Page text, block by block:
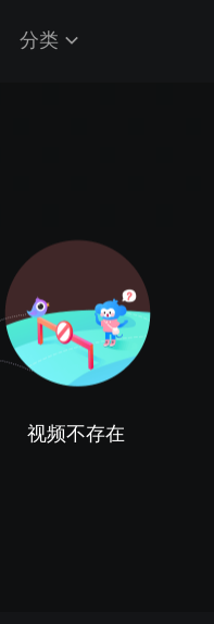
分类
视频不存在